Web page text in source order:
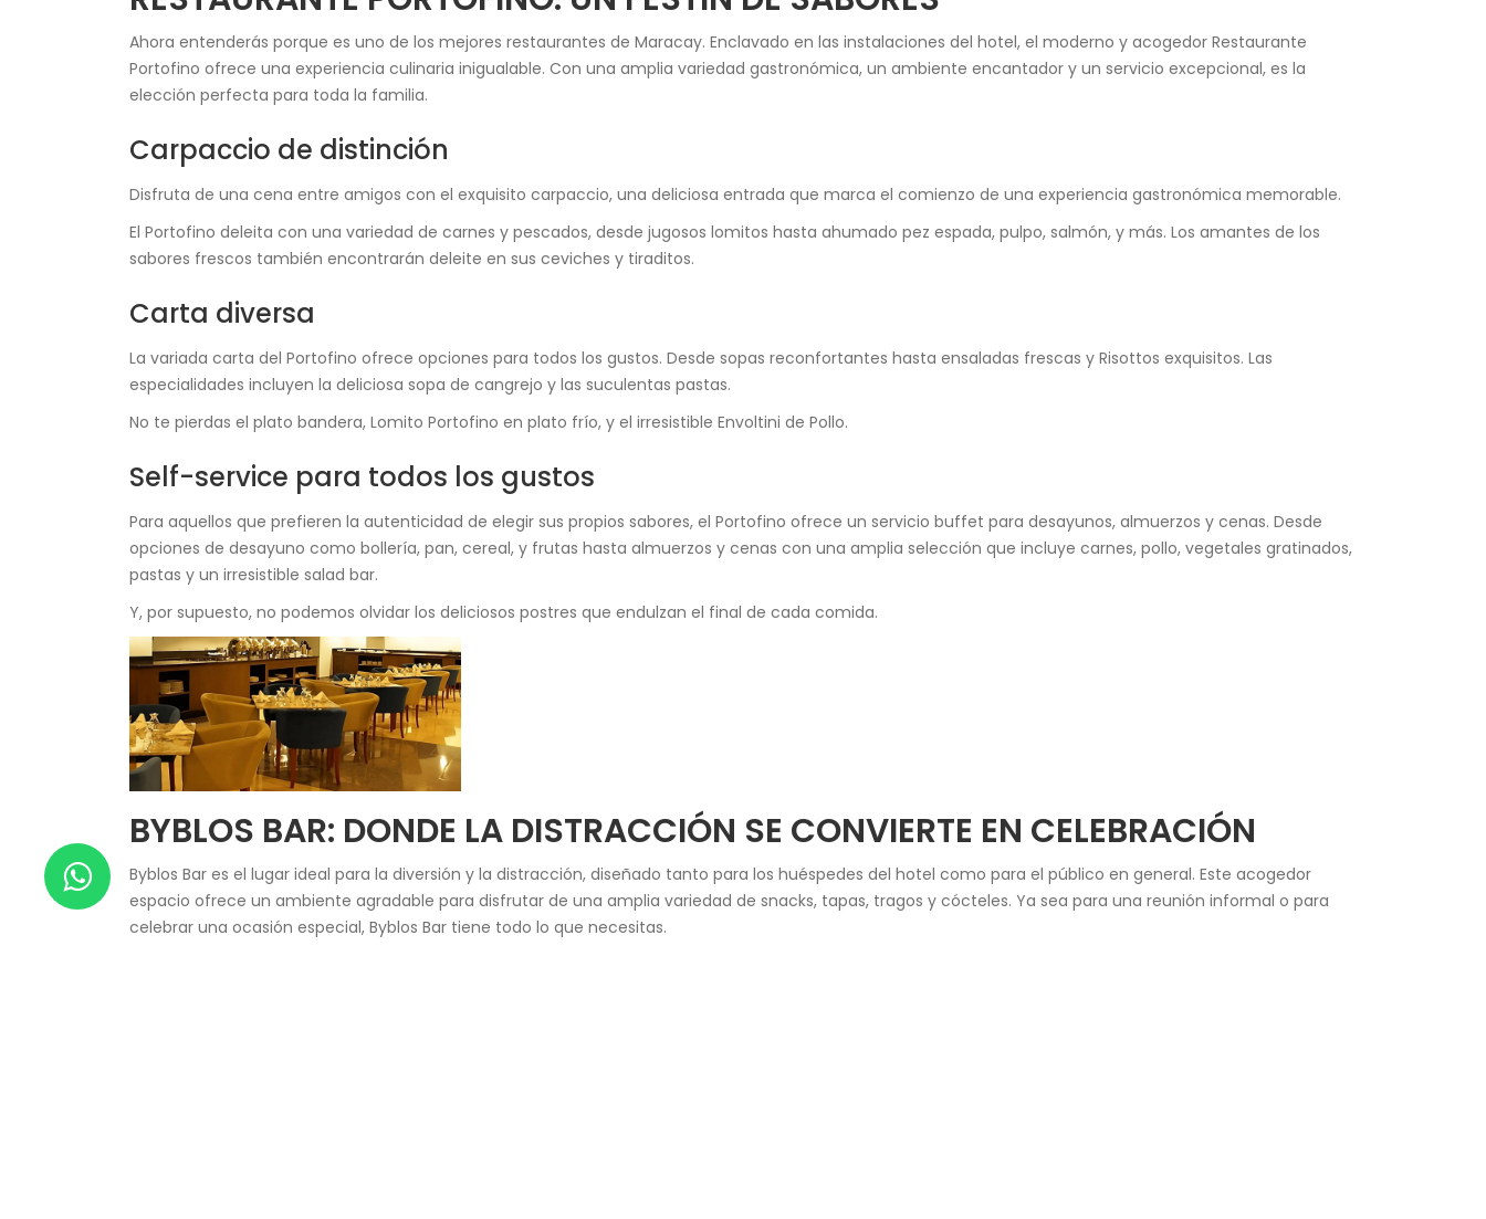
Ahora entenderás porque es uno de los mejores restaurantes de Maracay. Enclavado en las instalaciones del hotel, el moderno y acogedor Restaurante
Portofino ofrece una experiencia culinaria inigualable. Con una amplia variedad gastronómica, un ambiente encantador y un servicio excepcional, es la
elección perfecta para toda la familia.
Carpaccio de distinción
Disfruta de una cena entre amigos con el exquisito carpaccio, una deliciosa entrada que marca el comienzo de una experiencia gastronómica memorable.
El Portofino deleita con una variedad de carnes y pescados, desde jugosos lomitos hasta ahumado pez espada, pulpo, salmón, y más. Los amantes de los
sabores frescos también encontrarán deleite en sus ceviches y tiraditos.
Carta diversa
La variada carta del Portofino ofrece opciones para todos los gustos. Desde sopas reconfortantes hasta ensaladas frescas y Risottos exquisitos. Las
especialidades incluyen la deliciosa sopa de cangrejo y las suculentas pastas.
No te pierdas el plato bandera, Lomito Portofino en plato frío, y el irresistible Envoltini de Pollo.
Self-service para todos los gustos
Para aquellos que prefieren la autenticidad de elegir sus propios sabores, el Portofino ofrece un servicio buffet para desayunos, almuerzos y cenas. Desde
opciones de desayuno como bollería, pan, cereal, y frutas hasta almuerzos y cenas con una amplia selección que incluye carnes, pollo, vegetales gratinados,
pastas y un irresistible salad bar.
Y, por supuesto, no podemos olvidar los deliciosos postres que endulzan el final de cada comida.
BYBLOS BAR: DONDE LA DISTRACCIÓN SE CONVIERTE EN CELEBRACIÓN
Byblos Bar es el lugar ideal para la diversión y la distracción, diseñado tanto para los huéspedes del hotel como para el público en general. Este acogedor
espacio ofrece un ambiente agradable para disfrutar de una amplia variedad de snacks, tapas, tragos y cócteles. Ya sea para una reunión informal o para
celebrar una ocasión especial, Byblos Bar tiene todo lo que necesitas.